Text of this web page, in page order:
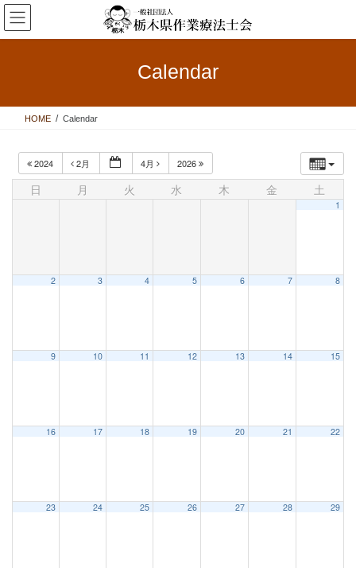
コ
ン
テ
ス
ナ
ビ
ゲ
ン
Calendar
HOME Calendar
2024 2月 4月 2026
日 月 火 水 木 金 土
1
2 3 4 5 6 7 8
9 10 11 12 13 14 15
16 17 18 19 20 21 22
23 24 25 26 27 28 29